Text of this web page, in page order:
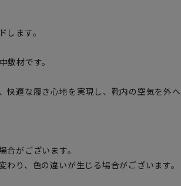
ます。
材です。
快適な履き心地を実現し、靴内の空気を外へ
がございます。
り、色の違いが生じる場合がございます。